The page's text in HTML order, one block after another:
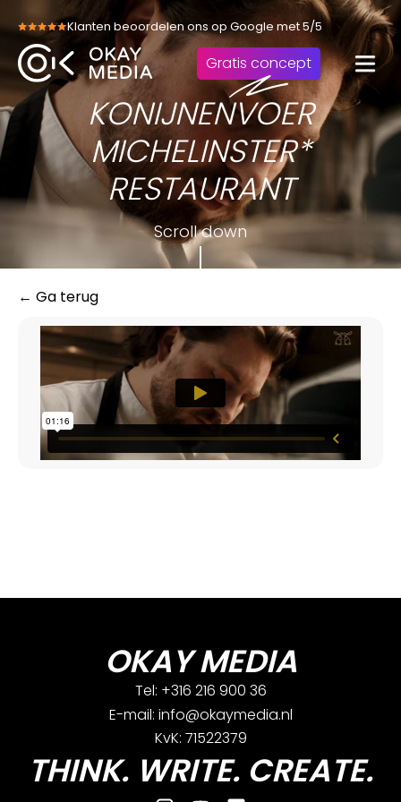
to
content
Klanten beoordelen ons op Google met 5/5
Gratis concept
KONIJNENVOER
MICHELINSTER*
RESTAURANT
Scroll down
← Ga terug
OKAY MEDIA
Tel: +316 216 900 36
E-mail: info@okaymedia.nl
KvK: 71522379
THINK. WRITE. CREATE.